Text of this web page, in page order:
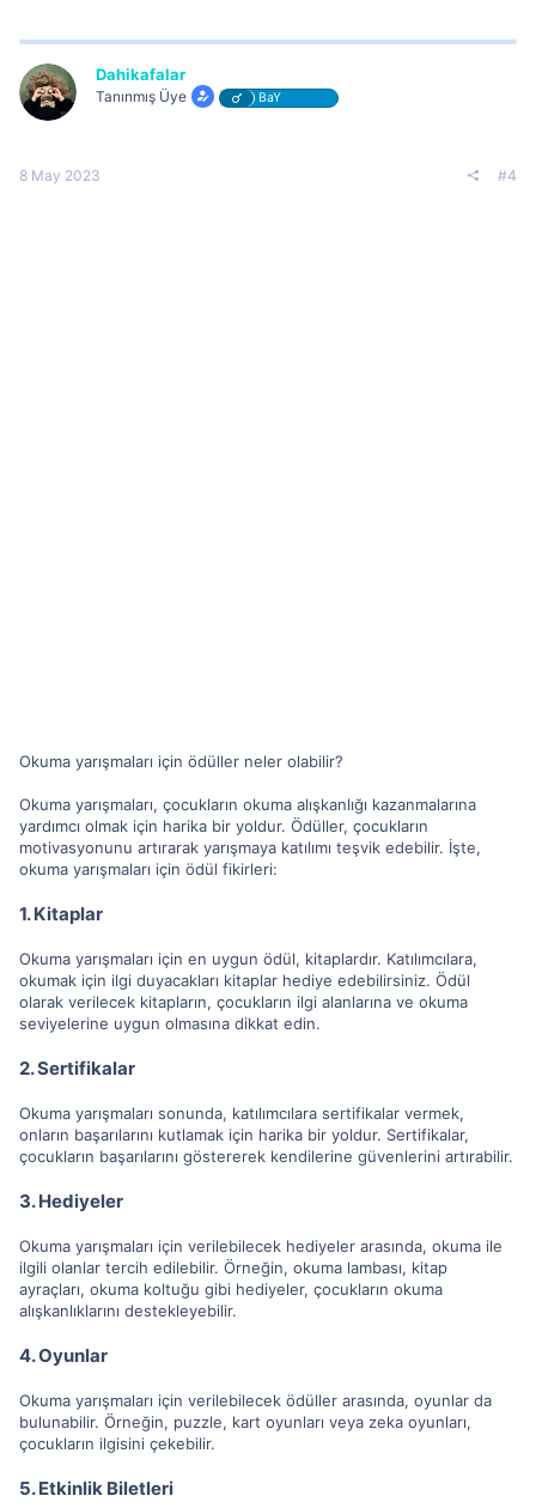
Dahikafalar
Tanınmış Üye BaY
8 May 2023 #4
Okuma yarışmaları için ödüller neler olabilir?
Okuma yarışmaları, çocukların okuma alışkanlığı kazanmalarına
yardımcı olmak için harika bir yoldur. Ödüller, çocukların
motivasyonunu artırarak yarışmaya katılımı teşvik edebilir. İşte,
okuma yarışmaları için ödül fikirleri:
1. Kitaplar
Okuma yarışmaları için en uygun ödül, kitaplardır. Katılımcılara,
okumak için ilgi duyacakları kitaplar hediye edebilirsiniz. Ödül
olarak verilecek kitapların, çocukların ilgi alanlarına ve okuma
seviyelerine uygun olmasına dikkat edin.
2. Sertifikalar
Okuma yarışmaları sonunda, katılımcılara sertifikalar vermek,
onların başarılarını kutlamak için harika bir yoldur. Sertifikalar,
çocukların başarılarını göstererek kendilerine güvenlerini artırabilir.
3. Hediyeler
Okuma yarışmaları için verilebilecek hediyeler arasında, okuma ile
ilgili olanlar tercih edilebilir. Örneğin, okuma lambası, kitap
ayraçları, okuma koltuğu gibi hediyeler, çocukların okuma
alışkanlıklarını destekleyebilir.
4. Oyunlar
Okuma yarışmaları için verilebilecek ödüller arasında, oyunlar da
bulunabilir. Örneğin, puzzle, kart oyunları veya zeka oyunları,
çocukların ilgisini çekebilir.
5. Etkinlik Biletleri